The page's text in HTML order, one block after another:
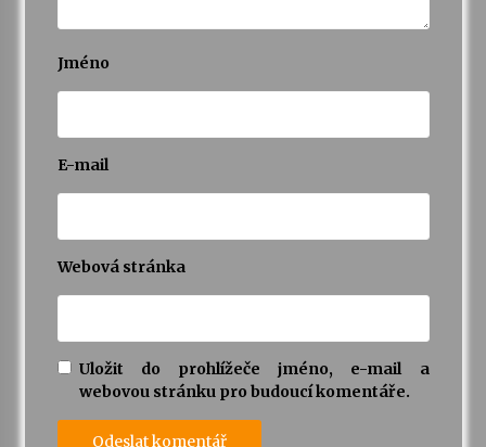
Jméno
E-mail
Webová stránka
Uložit do prohlížeče jméno, e-mail a
webovou stránku pro budoucí komentáře.